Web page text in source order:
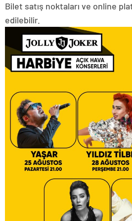
Bilet satış noktaları ve online
edilebilir.